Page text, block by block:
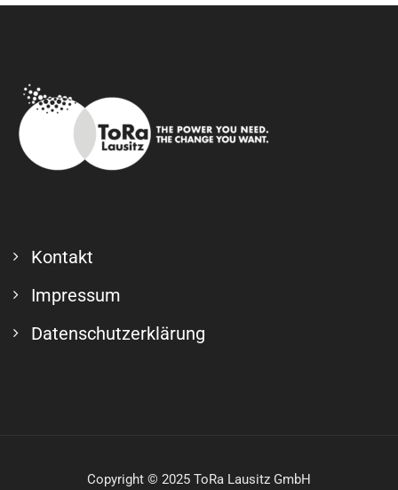
Kontakt
Impressum
Datenschutzerklärung
Copyright © 2025 ToRa Lausitz GmbH